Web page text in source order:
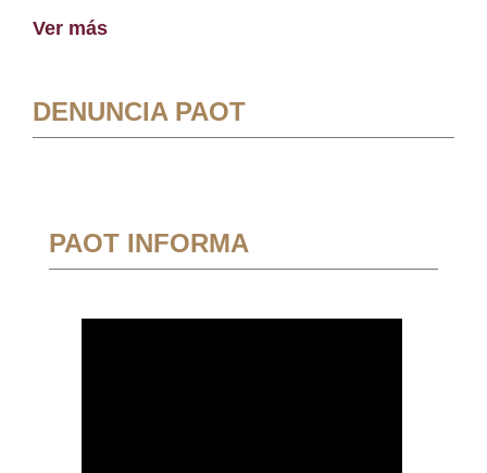
Ver más
DENUNCIA PAOT
PAOT INFORMA